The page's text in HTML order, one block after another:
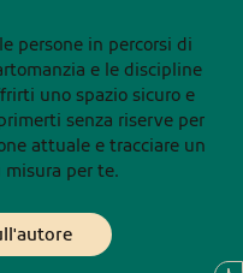
persone in percorsi di
e le discipline
attuale e tracciare un
misura per te.